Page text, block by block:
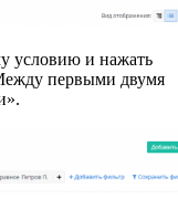
условию и нажать
первыми двумя